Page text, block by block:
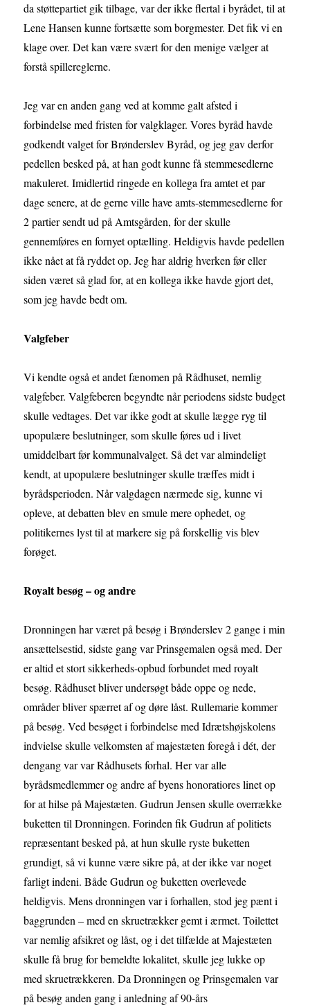
da støttepartiet gik tilbage, var der ikke flertal i byrådet, til at
Lene Hansen kunne fortsætte som borgmester. Det fik vi en
klage over. Det kan være svært for den menige vælger at
forstå spillereglerne.
Jeg var en anden gang ved at komme galt afsted i
forbindelse med fristen for valgklager. Vores byråd havde
godkendt valget for Brønderslev Byråd, og jeg gav derfor
pedellen besked på, at han godt kunne få stemmesedlerne
makuleret. Imidlertid ringede en kollega fra amtet et par
dage senere, at de gerne ville have amts-stemmesedlerne for
2 partier sendt ud på Amtsgården, for der skulle
gennemføres en fornyet optælling. Heldigvis havde pedellen
ikke nået at få ryddet op. Jeg har aldrig hverken før eller
siden været så glad for, at en kollega ikke havde gjort det,
som jeg havde bedt om.
Valgfeber
Vi kendte også et andet fænomen på Rådhuset, nemlig
valgfeber. Valgfeberen begyndte når periodens sidste budget
skulle vedtages. Det var ikke godt at skulle lægge ryg til
upopulære beslutninger, som skulle føres ud i livet
umiddelbart før kommunalvalget. Så det var almindeligt
kendt, at upopulære beslutninger skulle træffes midt i
byrådsperioden. Når valgdagen nærmede sig, kunne vi
opleve, at debatten blev en smule mere ophedet, og
politikernes lyst til at markere sig på forskellig vis blev
forøget.
Royalt besøg – og andre
Dronningen har været på besøg i Brønderslev 2 gange i min
ansættelsestid, sidste gang var Prinsgemalen også med. Der
er altid et stort sikkerheds-opbud forbundet med royalt
besøg. Rådhuset bliver undersøgt både oppe og nede,
områder bliver spærret af og døre låst. Rullemarie kommer
på besøg. Ved besøget i forbindelse med Idrætshøjskolens
indvielse skulle velkomsten af majestæten foregå i dét, der
dengang var var Rådhusets forhal. Her var alle
byrådsmedlemmer og andre af byens honoratiores linet op
for at hilse på Majestæten. Gudrun Jensen skulle overrække
buketten til Dronningen. Forinden fik Gudrun af politiets
repræsentant besked på, at hun skulle ryste buketten
grundigt, så vi kunne være sikre på, at der ikke var noget
farligt indeni. Både Gudrun og buketten overlevede
heldigvis. Mens dronningen var i forhallen, stod jeg pænt i
baggrunden – med en skruetrækker gemt i ærmet. Toilettet
var nemlig afsikret og låst, og i det tilfælde at Majestæten
skulle få brug for bemeldte lokalitet, skulle jeg lukke op
med skruetrækkeren. Da Dronningen og Prinsgemalen var
på besøg anden gang i anledning af 90-års